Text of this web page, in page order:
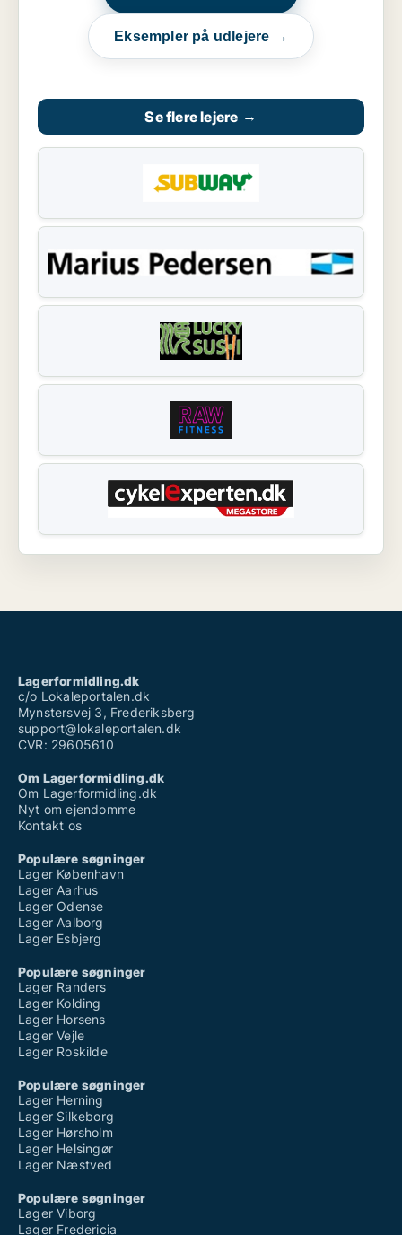
Eksempler på udlejere →
Se flere lejere →
Lagerformidling.dk
c/o Lokaleportalen.dk
Mynstersvej 3, Frederiksberg
support@lokaleportalen.dk
CVR: 29605610
Om Lagerformidling.dk
Om Lagerformidling.dk
Nyt om ejendomme
Kontakt os
Populære søgninger
Lager København
Lager Aarhus
Lager Odense
Lager Aalborg
Lager Esbjerg
Populære søgninger
Lager Randers
Lager Kolding
Lager Horsens
Lager Vejle
Lager Roskilde
Populære søgninger
Lager Herning
Lager Silkeborg
Lager Hørsholm
Lager Helsingør
Lager Næstved
Populære søgninger
Lager Viborg
Lager Fredericia